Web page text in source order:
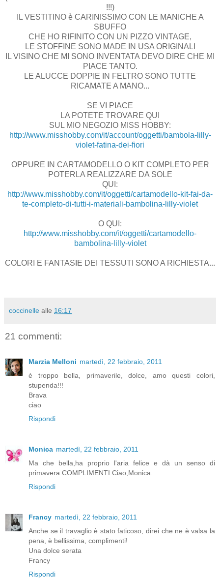
!!!)
IL VESTITINO è CARINISSIMO CON LE MANICHE A
SBUFFO
CHE HO RIFINITO CON UN PIZZO VINTAGE,
LE STOFFINE SONO MADE IN USA ORIGINALI
IL VISINO CHE MI SONO INVENTATA DEVO DIRE CHE MI
PIACE TANTO.
LE ALUCCE DOPPIE IN FELTRO SONO TUTTE
RICAMATE A MANO...
SE VI PIACE
LA POTETE TROVARE QUI
SUL MIO NEGOZIO MISS HOBBY:
http://www.misshobby.com/it/account/oggetti/bambola-lilly-
violet-fatina-dei-fiori
OPPURE IN CARTAMODELLO O KIT COMPLETO PER
POTERLA REALIZZARE DA SOLE
QUI:
http://www.misshobby.com/it/oggetti/cartamodello-kit-fai-da-
te-completo-di-tutti-i-materiali-bambolina-lilly-violet
O QUI:
http://www.misshobby.com/it/oggetti/cartamodello-
bambolina-lilly-violet
COLORI E FANTASIE DEI TESSUTI SONO A RICHIESTA...
coccinelle alle 16:17
21 commenti:
Marzia Melloni martedì, 22 febbraio, 2011
è troppo bella, primaverile, dolce, amo questi colori,
stupenda!!!
Brava
ciao
Rispondi
Monica martedì, 22 febbraio, 2011
Ma che bella,ha proprio l'aria felice e dà un senso di
primavera.COMPLIMENTI.Ciao,Monica.
Rispondi
Francy martedì, 22 febbraio, 2011
Anche se il travaglio è stato faticoso, direi che ne è valsa la
pena, è bellissima, complimenti!
Una dolce serata
Francy
Rispondi